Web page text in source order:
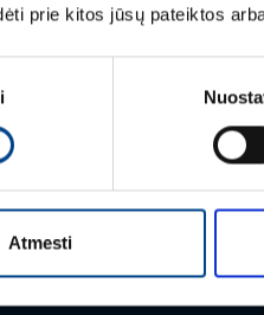
prie kitos jūsų pateiktos
Atmesti